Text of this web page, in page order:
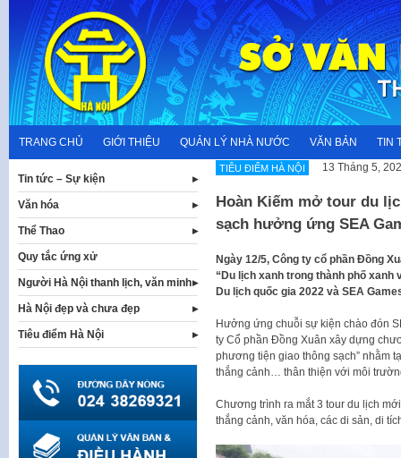
content
TRANG CHỦ GIỚI THIỆU QUẢN LÝ NHÀ NƯỚC VĂN BẢN TIN
TIÊU ĐIỂM HÀ NỘI 13 Tháng 5,
Hoàn Kiếm mở tour du
sạch hưởng ứng SEA
Ngày 12/5, Công ty cổ phần Đồng
“Du lịch xanh trong thành phố
Du lịch quốc gia 2022 và SEA
Hưởng ứng chuỗi sự kiện chào đón
ty Cổ phần Đồng Xuân xây dựng
phương tiện giao thông sạch” nhằm
thắng cảnh… thân thiện với môi
Chương trình ra mắt 3 tour du lịch
thắng cảnh, văn hóa, các di sản, di
Tin tức – Sự kiện
Văn hóa
Thể Thao
Quy tắc ứng xử
Người Hà Nội thanh lịch, văn minh
Hà Nội đẹp và chưa đẹp
Tiêu điểm Hà Nội